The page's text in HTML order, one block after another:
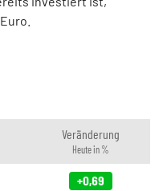
Veränderung
Heute in %
+0,69